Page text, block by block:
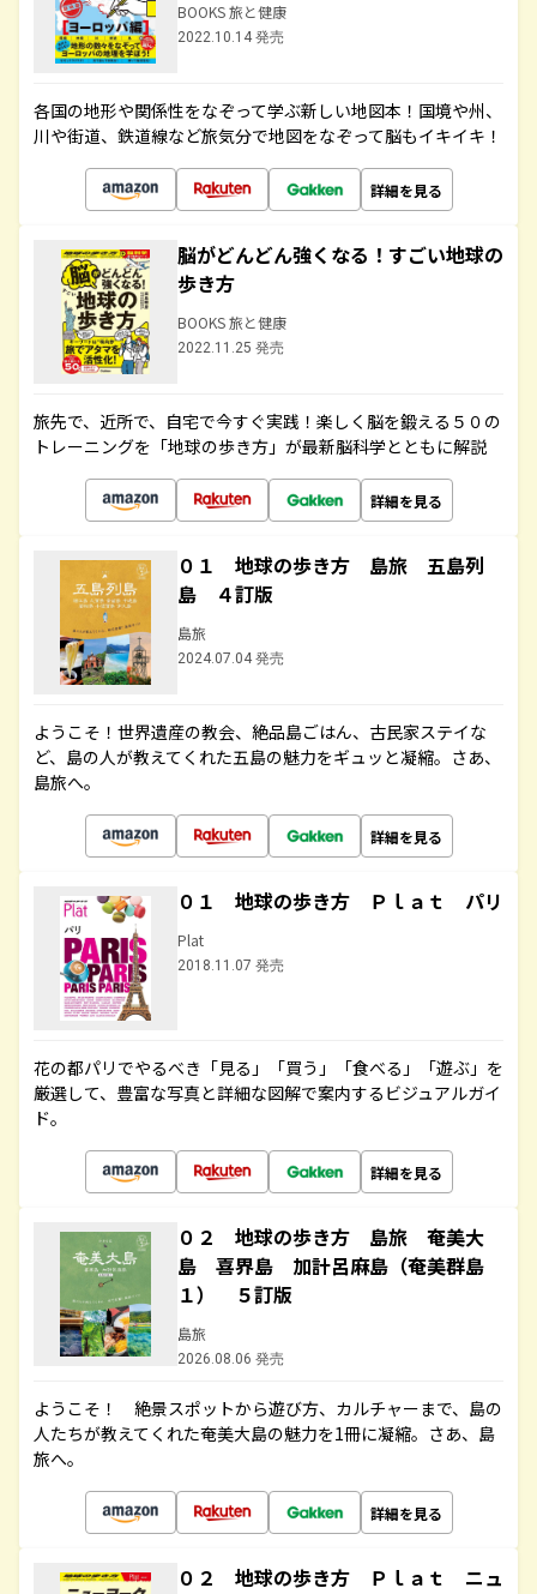
BOOKS 旅と健康
2022.10.14 発売
各国の地形や関係性をなぞって学ぶ新しい地図本！国境や州、
川や街道、鉄道線など旅気分で地図をなぞって脳もイキイキ！
詳細を見る
脳がどんどん強くなる！すごい地球の
歩き方
BOOKS 旅と健康
2022.11.25 発売
旅先で、近所で、自宅で今すぐ実践！楽しく脳を鍛える５０の
トレーニングを「地球の歩き方」が最新脳科学とともに解説
詳細を見る
０１ 地球の歩き方 島旅 五島列
島 ４訂版
島旅
2024.07.04 発売
ようこそ！世界遺産の教会、絶品島ごはん、古民家ステイな
ど、島の人が教えてくれた五島の魅力をギュッと凝縮。さあ、
島旅へ。
詳細を見る
０１ 地球の歩き方 Ｐｌａｔ パリ
Plat
2018.11.07 発売
花の都パリでやるべき「見る」「買う」「食べる」「遊ぶ」を
厳選して、豊富な写真と詳細な図解で案内するビジュアルガイ
ド。
詳細を見る
０２ 地球の歩き方 島旅 奄美大
島 喜界島 加計呂麻島（奄美群島
１） ５訂版
島旅
2026.08.06 発売
ようこそ！ 絶景スポットから遊び方、カルチャーまで、島の
人たちが教えてくれた奄美大島の魅力を1冊に凝縮。さあ、島
旅へ。
詳細を見る
０２ 地球の歩き方 Ｐｌａｔ ニュ